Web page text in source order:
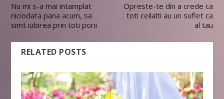
Nu mi s-a mai intamplat
niciodata pana acum, sa
simt iubirea prin toti porii
Opreste-te din a crede ca
toti ceilalti au un suflet ca
al tau
RELATED POSTS